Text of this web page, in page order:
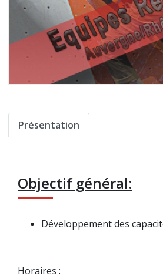
Présentation
Objectif général:
Développement des
Horaires :